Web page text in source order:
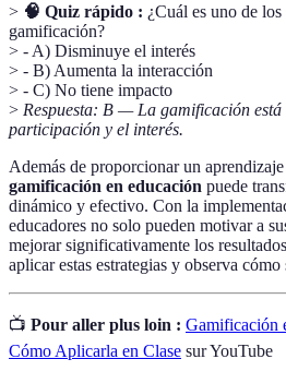
> 🧠 Quiz rápido : ¿Cuál es uno de
gamificación?
> - A) Disminuye el interés
> - B) Aumenta la interacción
> - C) No tiene impacto
> Respuesta: B — La gamificación
participación y el interés.
Además de proporcionar un
gamificación en educación puede
dinámico y efectivo. Con la
educadores no solo pueden motivar a
mejorar significativamente los
aplicar estas estrategias y observa
📺 Pour aller plus loin : Gamificación
Cómo Aplicarla en Clase sur YouTube